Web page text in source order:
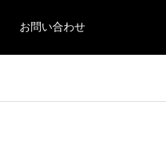
お問い合わせ